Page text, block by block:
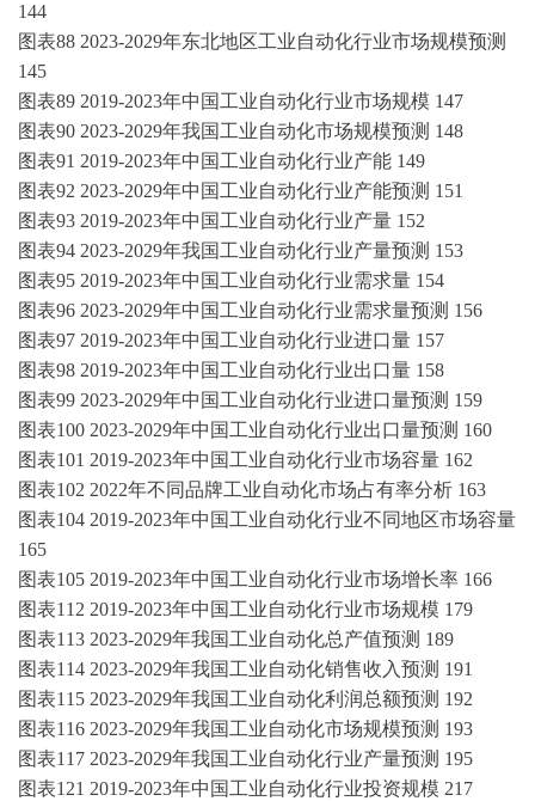
144
图表88 2023-2029年东北地区工业自动化行业市场规模预测
145
图表89 2019-2023年中国工业自动化行业市场规模 147
图表90 2023-2029年我国工业自动化市场规模预测 148
图表91 2019-2023年中国工业自动化行业产能 149
图表92 2023-2029年中国工业自动化行业产能预测 151
图表93 2019-2023年中国工业自动化行业产量 152
图表94 2023-2029年我国工业自动化行业产量预测 153
图表95 2019-2023年中国工业自动化行业需求量 154
图表96 2023-2029年中国工业自动化行业需求量预测 156
图表97 2019-2023年中国工业自动化行业进口量 157
图表98 2019-2023年中国工业自动化行业出口量 158
图表99 2023-2029年中国工业自动化行业进口量预测 159
图表100 2023-2029年中国工业自动化行业出口量预测 160
图表101 2019-2023年中国工业自动化行业市场容量 162
图表102 2022年不同品牌工业自动化市场占有率分析 163
图表104 2019-2023年中国工业自动化行业不同地区市场容量
165
图表105 2019-2023年中国工业自动化行业市场增长率 166
图表112 2019-2023年中国工业自动化行业市场规模 179
图表113 2023-2029年我国工业自动化总产值预测 189
图表114 2023-2029年我国工业自动化销售收入预测 191
图表115 2023-2029年我国工业自动化利润总额预测 192
图表116 2023-2029年我国工业自动化市场规模预测 193
图表117 2023-2029年我国工业自动化行业产量预测 195
图表121 2019-2023年中国工业自动化行业投资规模 217